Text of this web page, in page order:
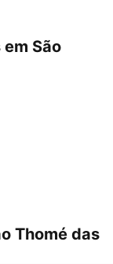
São
Thomé das